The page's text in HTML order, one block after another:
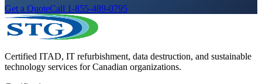
Get a QuoteCall 1-855-489-0795
Certified ITAD, IT refurbishment, data destruction, and sustainable
technology services for Canadian organizations.